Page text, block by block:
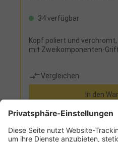
34 verfügbar
Kopf poliert und
mit Zweikomponenten-
Vergleichen
In den